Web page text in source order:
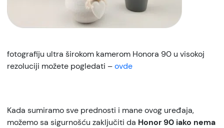
fotografiju ultra širokom kamerom Honora 90 u visokoj
rezoluciji možete pogledati –ovde
Kada sumiramo sve prednosti i mane ovog uređaja,
možemo sa sigurnošću zaključiti da Honor 90 iako nema